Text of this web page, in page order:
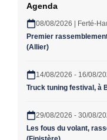
Agenda
08/08/2026 | Ferté-
Premier
(Allier)
14/08/2026 - 16/08/
Truck tuning festival, à
29/08/2026 - 30/08/
Les fous du volant,